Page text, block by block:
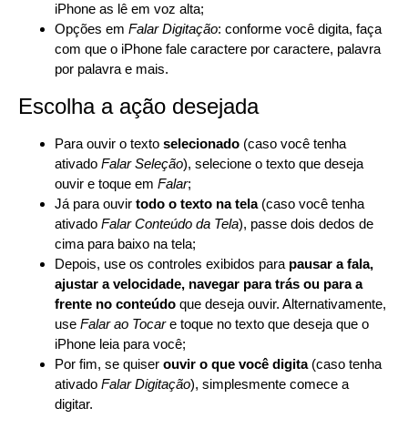
iPhone as lê em voz alta;
Opções em Falar Digitação: conforme você digita, faça
com que o iPhone fale caractere por caractere, palavra
por palavra e mais.
Escolha a ação desejada
Para ouvir o texto selecionado (caso você tenha
ativado Falar Seleção), selecione o texto que deseja
ouvir e toque em Falar;
Já para ouvir todo o texto na tela(caso você tenha
ativado Falar Conteúdo da Tela), passe dois dedos de
cima para baixo na tela;
Depois, use os controles exibidos para pausar a fala,
ajustar a velocidade, navegar para trás ou para a
frente no conteúdo que deseja ouvir. Alternativamente,
use Falar ao Tocare toque no texto que deseja que o
iPhone leia para você;
Por fim, se quiser ouvir o que você digita(caso tenha
ativado Falar Digitação), simplesmente comece a
digitar.